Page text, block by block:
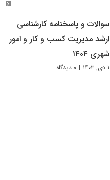
سوالات و پاسخنامه کارشناسی
ارشد مدیریت کسب و کار و امور
شهری ۱۴۰۴
۱ دی, ۱۴۰۳ | ۰ دیدگاه